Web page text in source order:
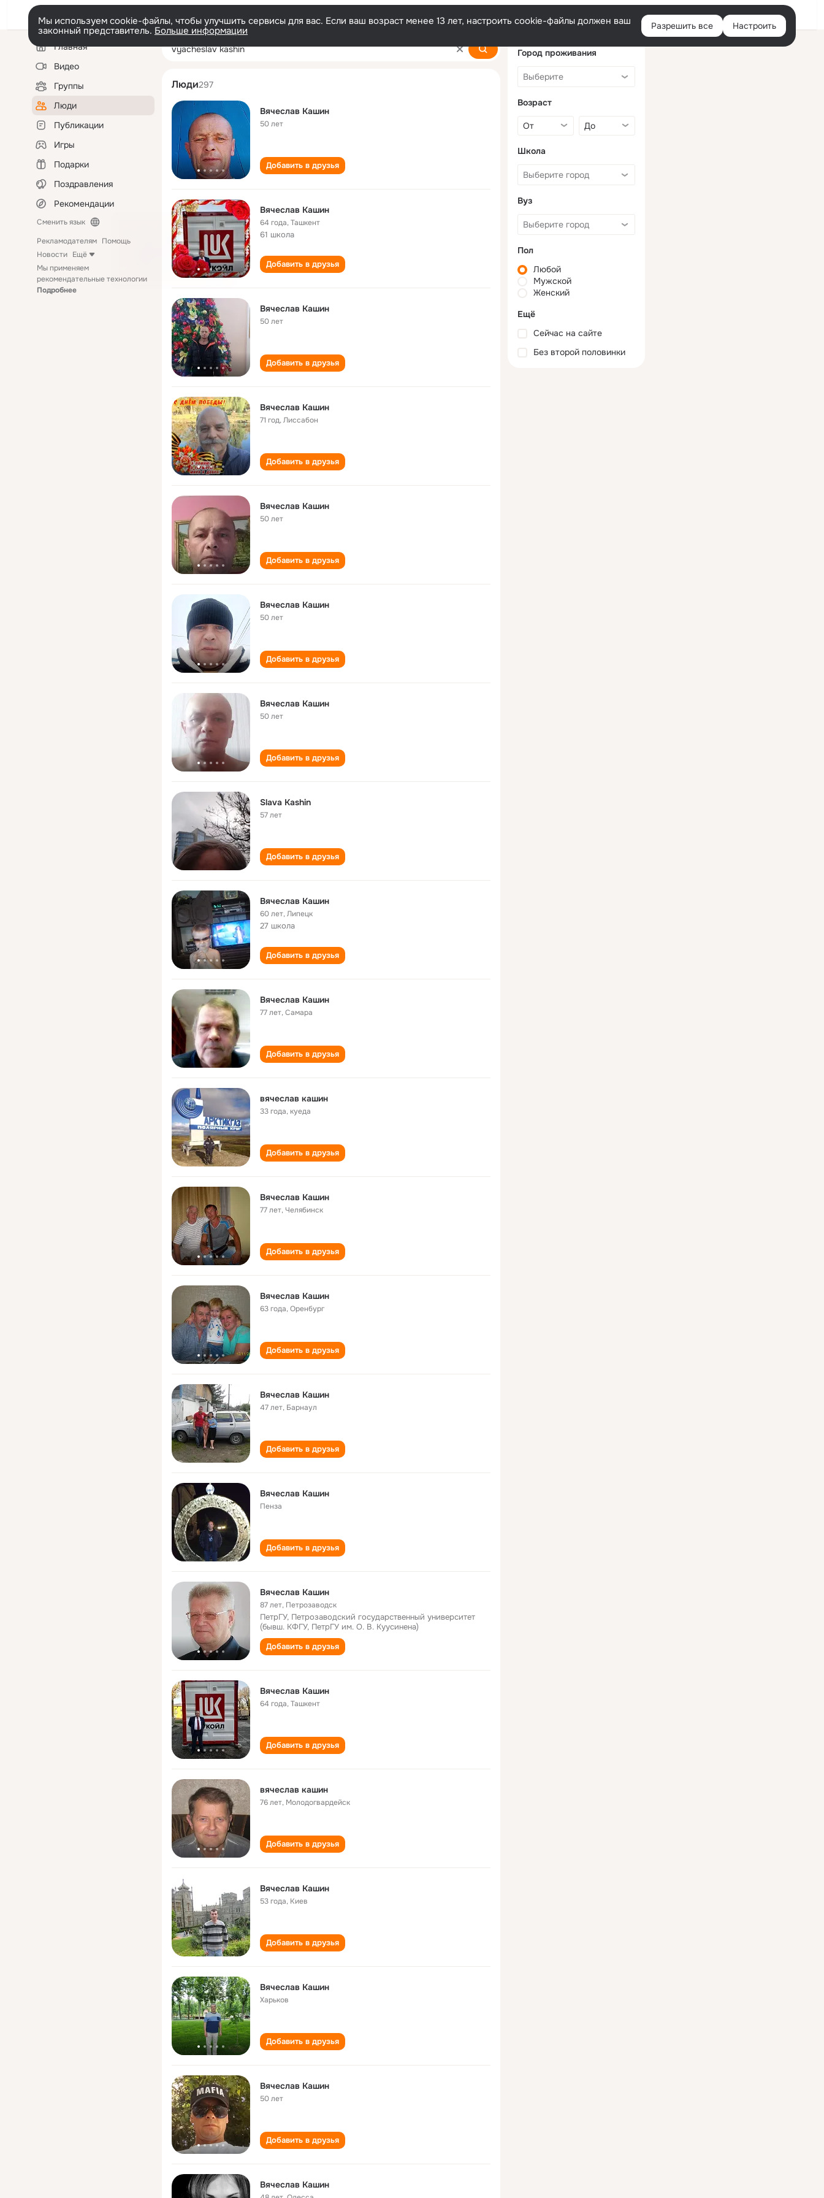
Войти
Мы используем cookie-файлы, чтобы улучшить сервисы для вас. Если ваш возраст менее 13 лет, настроить cookie-файлы должен ваш
законный представитель. Больше информации Разрешить все Настроить
Левая
колонкаГлавная
Видео
Группы
Люди
Публикации
Игры
Подарки
Поздравления
Рекомендации
Сменить язык
Рекламодателям Помощь
Новости Ещё
Мы применяем
рекомендательные технологии
Подробнее
vyacheslav kashin
Люди297
Вячеслав Кашин
50 лет
Добавить в друзья
Вячеслав Кашин
64 года,Ташкент
61 школа
Добавить в друзья
Вячеслав Кашин
50 лет
Добавить в друзья
Вячеслав Кашин
71 год,Лиссабон
Добавить в друзья
Вячеслав Кашин
50 лет
Добавить в друзья
Вячеслав Кашин
50 лет
Добавить в друзья
Вячеслав Кашин
50 лет
Добавить в друзья
Slava Kashin
57 лет
Добавить в друзья
Вячеслав Кашин
60 лет,Липецк
27 школа
Добавить в друзья
Вячеслав Кашин
77 лет,Самара
Добавить в друзья
вячеслав кашин
33 года,куеда
Добавить в друзья
Вячеслав Кашин
77 лет,Челябинск
Добавить в друзья
Вячеслав Кашин
63 года,Оренбург
Добавить в друзья
Вячеслав Кашин
47 лет, Барнаул
Добавить в друзья
Вячеслав Кашин
Пенза
Добавить в друзья
Вячеслав Кашин
87 лет, Петрозаводск
ПетрГУ, Петрозаводский государственный университет
(бывш. КФГУ, ПетрГУ им. О. В. Куусинена)
Добавить в друзья
Вячеслав Кашин
64 года,Ташкент
Добавить в друзья
вячеслав кашин
76 лет, Молодогвардейск
Добавить в друзья
Вячеслав Кашин
53 года, Киев
Добавить в друзья
Вячеслав Кашин
Харьков
Добавить в друзья
Вячеслав Кашин
50 лет
Добавить в друзья
Вячеслав Кашин
Город проживания
Возраст
Школа
Вуз
Пол
Любой
Мужской
Женский
Ещё
Сейчас на сайте
Без второй половинки